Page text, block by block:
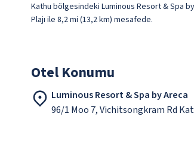
Kathu bölgesindeki Luminous Resort & Spa
Plajı ile 8,2 mi (13,2 km) mesafede.
Otel Konumu
Luminous Resort & Spa by Areca
96/1 Moo 7, Vichitsongkram Rd